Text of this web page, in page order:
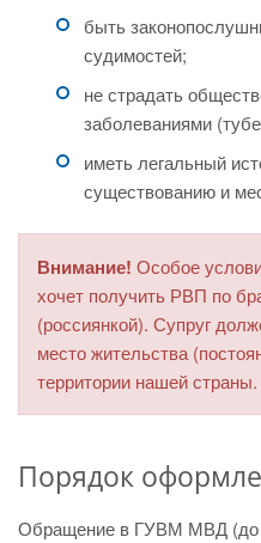
быть
судимостей;
не страдать
заболеваниями
иметь легальный
существованию и
Внимание! Особое
хочет получить РВП по
(россиянкой). Супруг
место жительства
территории нашей страны.
Порядок
Обращение в ГУВМ МВД (до